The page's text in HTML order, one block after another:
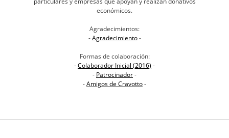
económicos.
Agradecimientos:
-Agradecimiento-
Formas de colaboración:
-Colaborador Inicial (2016) -
- Patrocinador-
-Amigos de Cravotto-